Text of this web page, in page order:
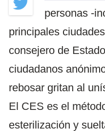
personas -
principales
consejero de
ciudadanos
rebosar gritan al
El CES es el
esterilización y